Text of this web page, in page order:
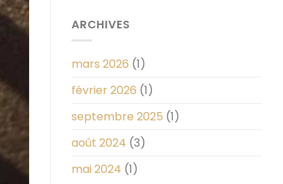
ARCHIVES
mars 2026 (1)
février 2026 (1)
septembre 2025 (1)
août 2024 (3)
mai 2024 (1)